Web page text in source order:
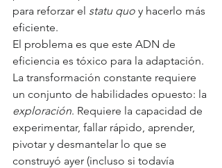
para reforzar el statu quo y hacerlo más
eficiente.
El problema es que este ADN de
eficiencia es tóxico para la adaptación.
La transformación constante requiere
un conjunto de habilidades opuesto: la
exploración. Requiere la capacidad de
experimentar, fallar rápido, aprender,
pivotar y desmantelar lo que se
construyó ayer (incluso si todavía